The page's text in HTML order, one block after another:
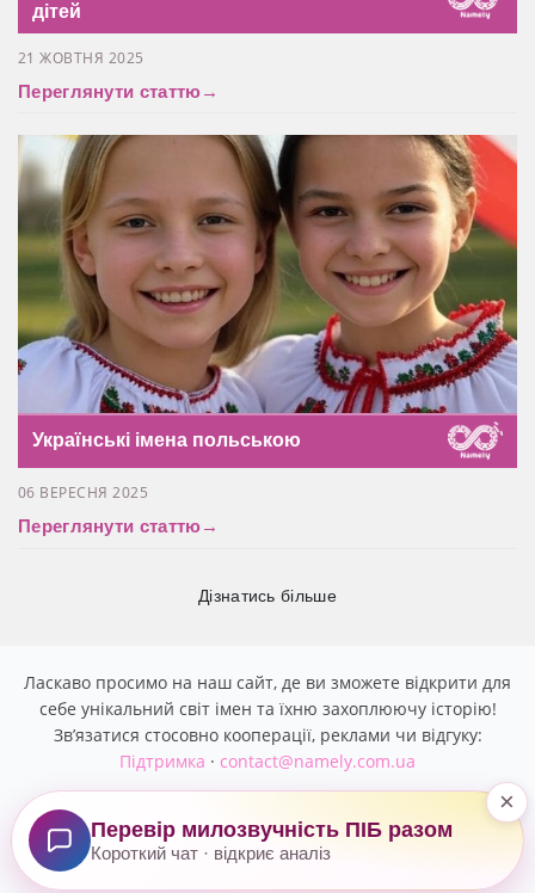
дітей
21 ЖОВТНЯ 2025
Переглянути статтю→
Українські імена польською
06 ВЕРЕСНЯ 2025
Переглянути статтю→
Дізнатись більше
Ласкаво просимо на наш сайт, де ви зможете відкрити для
себе унікальний світ імен та їхню захоплюючу історію!
Звʼязатися стосовно кооперації, реклами чи відгуку:
Підтримка · contact@namely.com.ua
Copyright © 2026. All rights reserved. Політика
конфіденційності.Підтримка
Перевір милозвучність ПІБ разом
Короткий чат · відкриє аналіз
×